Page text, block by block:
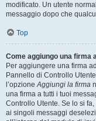
modificato. Un utente
messaggio dopo che
Top
Come aggiungo una firma
Per aggiungere una firma
Pannello di Controllo
l’opzioneAggiungi la firma
una firma a tutti i tuoi
Controllo Utente. Se lo si
ai singoli messaggi